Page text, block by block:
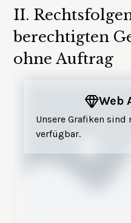
II.
berechtigten
ohne Auftrag
Web
Unsere Grafiken sind
verfügbar.